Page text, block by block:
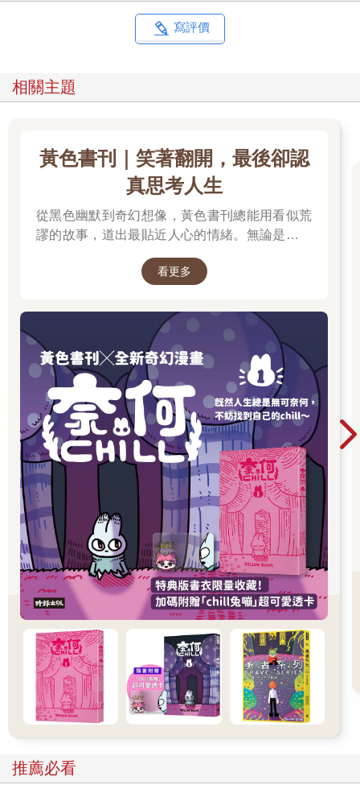
寫評價
相關主題
黃色書刊｜笑著翻開，最後卻認
真思考人生
從黑色幽默到奇幻想像，黃色書刊總能用看似荒
謬的故事，道出最貼近人心的情緒。無論是人生
的瞬間，都在他的筆下化成令人會心一笑、又忍
男子變成兔子的異世界冒險，開啟全新故事篇
章，更推出限量書衣版值得收藏。無論是第一次
認識黃色書刊，或想一次補齊歷年代表作，這裡
都是走進黃色書刊漫畫世界的最佳入口。
看更多
推薦必看